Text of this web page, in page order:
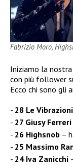
Fabrizio Moro,
Iniziamo la
con più follower
Ecco chi sono gli
28 Le Vibrazioni
27 Giusy Ferreri
26 Highsnob –
25 Massimo
24 Iva Zanicchi